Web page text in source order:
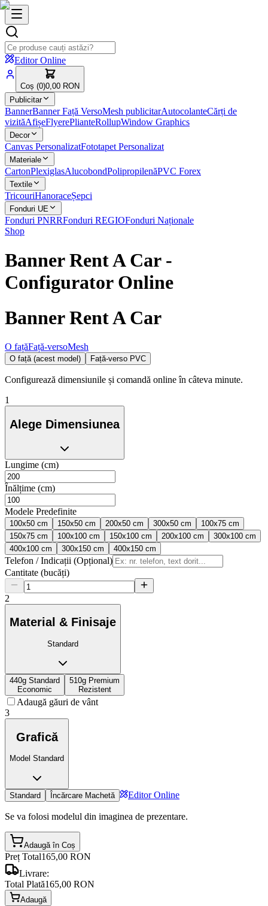
Editor Online
Coș (0)0,00 RON
Publicitar
BannerBanner Față VersoMesh publicitarAutocolanteCărți de
vizităAfișeFlyerePlianteRollupWindow Graphics
Decor
Canvas PersonalizatFototapet Personalizat
Materiale
CartonPlexiglasAlucobondPolipropilenăPVC Forex
Textile
TricouriHanoraceȘepci
Fonduri UE
Fonduri PNRRFonduri REGIOFonduri Naționale
Shop
Banner Rent A Car-
Configurator Online
Banner Rent A Car
O fațăFață-versoMesh
O față (acest model) Față-verso PVC
Configurează dimensiunile și comandă online în câteva minute.
1
Alege Dimensiunea
Lungime (cm)
Înălțime (cm)
Modele Predefinite
100x50 cm 150x50 cm 200x50 cm 300x50 cm
100x75 cm
150x75 cm
100x100 cm 150x100 cm 200x100 cm
300x100 cm
400x100 cm
300x150 cm 400x150 cm
Telefon / Indicații (Opțional)
Cantitate (bucăți)
2
Material & Finisaje
Standard
440g Standard
Economic
510g Premium
Rezistent
Adaugă găuri de vânt
3
Grafică
Model Standard
Standard Încărcare Machetă Editor Online
Se va folosi modelul din imaginea de prezentare.
Adaugă în Coș
Preț Total165,00 RON
Livrare:
Total Plată165,00 RON
Adaugă